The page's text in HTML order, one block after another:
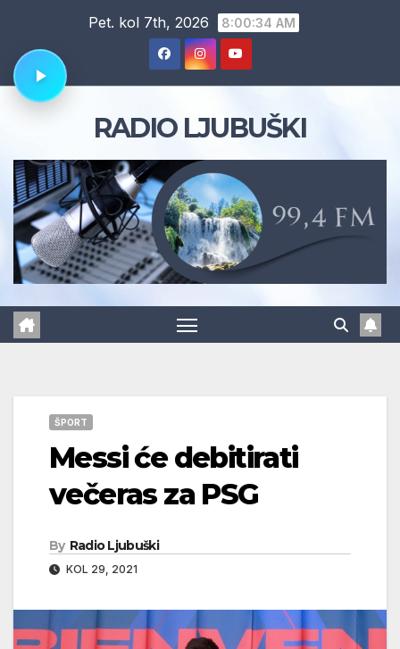
content
Pet. kol 7th, 2026 8:00:35 AM
RADIO LJUBUŠKI
ŠPORT
Messi će debitirati
večeras za PSG
By Radio Ljubuški
KOL 29, 2021